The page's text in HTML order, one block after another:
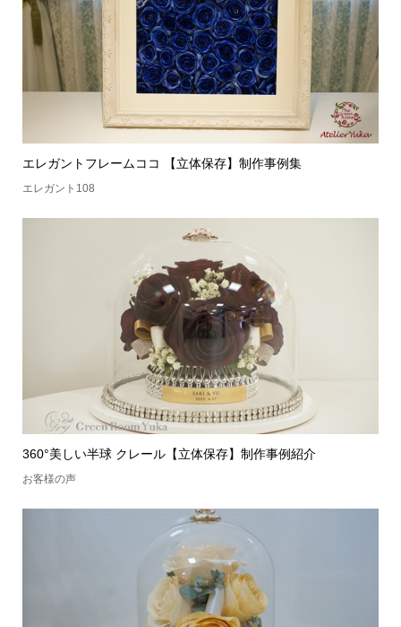
エレガントフレームココ 【立体保存】制作事例集
エレガント108
360°美しい半球 クレール【立体保存】制作事例紹介
お客様の声